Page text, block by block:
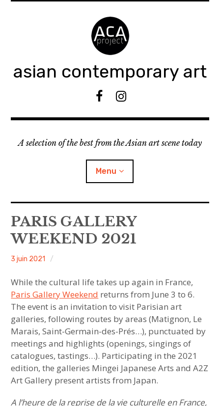
asian contemporary art
F
I
s
a
g
a
A selection of the best from the Asian art scene today
Menu
KEEP AN EYE ON
HAVE YOU MET
MEET US
ABOUT US
JOIN & SUPPORT
NEWSLETTER
PARIS GALLERY
WEEKEND 2021
ACA
3 juin 2021
While the cultural life takes up again in France,
Paris Gallery Weekend returns from June 3 to 6.
The event is an invitation to visit Parisian art
galleries, following routes by areas (Matignon, Le
Marais, Saint-Germain-des-Prés…), punctuated by
meetings and highlights (openings, singings of
catalogues, tastings…). Participating in the 2021
edition, the galleries Mingei Japanese Arts and A2Z
Art Gallery present artists from Japan.
A l’heure de la reprise de la vie culturelle en France,